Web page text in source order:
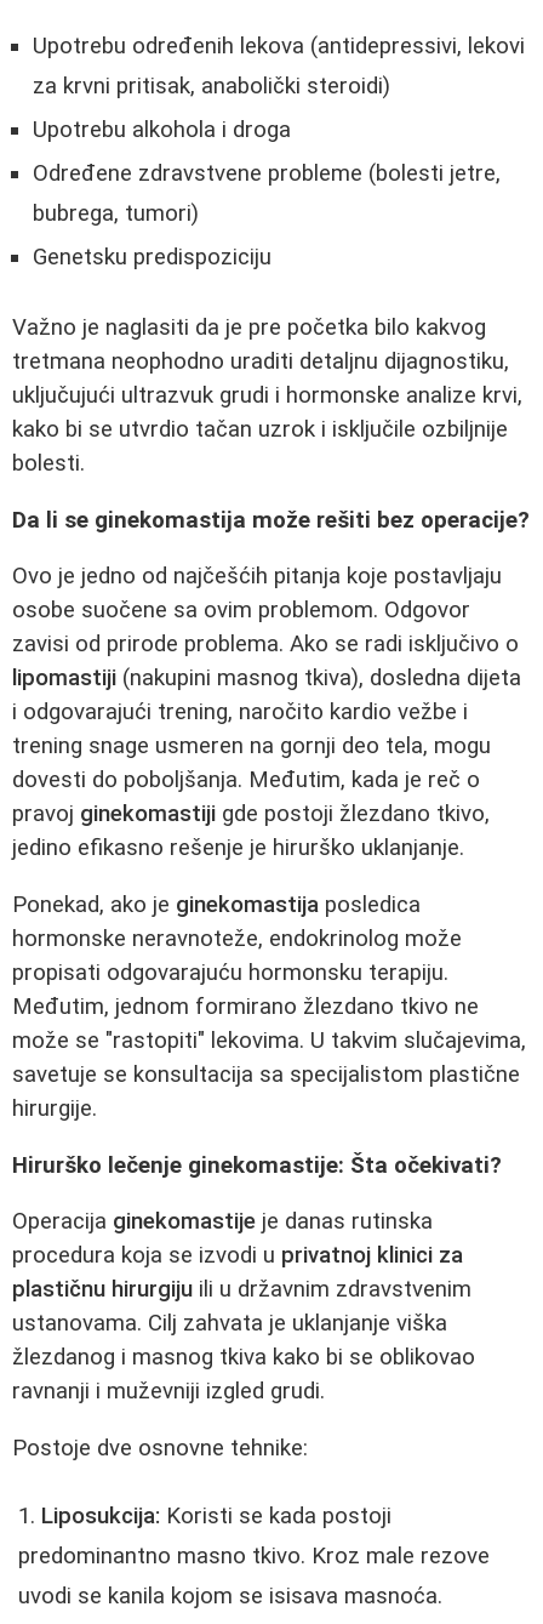
Upotrebu određenih lekova (antidepressivi, lekovi
za krvni pritisak, anabolički steroidi)
Upotrebu alkohola i droga
Određene zdravstvene probleme (bolesti jetre,
bubrega, tumori)
Genetsku predispoziciju
Važno je naglasiti da je pre početka bilo kakvog
tretmana neophodno uraditi detaljnu dijagnostiku,
uključujući ultrazvuk grudi i hormonske analize krvi,
kako bi se utvrdio tačan uzrok i isključile ozbiljnije
bolesti.
Da li se ginekomastija može rešiti bez operacije?
Ovo je jedno od najčešćih pitanja koje postavljaju
osobe suočene sa ovim problemom. Odgovor
zavisi od prirode problema. Ako se radi isključivo o
lipomastiji (nakupini masnog tkiva), dosledna dijeta
i odgovarajući trening, naročito kardio vežbe i
trening snage usmeren na gornji deo tela, mogu
dovesti do poboljšanja. Međutim, kada je reč o
pravoj ginekomastiji gde postoji žlezdano tkivo,
jedino efikasno rešenje je hirurško uklanjanje.
Ponekad, ako je ginekomastija posledica
hormonske neravnoteže, endokrinolog može
propisati odgovarajuću hormonsku terapiju.
Međutim, jednom formirano žlezdano tkivo ne
može se "rastopiti" lekovima. U takvim slučajevima,
savetuje se konsultacija sa specijalistom plastične
hirurgije.
Hirurško lečenje ginekomastije: Šta očekivati?
Operacija ginekomastije je danas rutinska
procedura koja se izvodi u privatnoj klinici za
plastičnu hirurgiju ili u državnim zdravstvenim
ustanovama. Cilj zahvata je uklanjanje viška
žlezdanog i masnog tkiva kako bi se oblikovao
ravnanji i muževniji izgled grudi.
Postoje dve osnovne tehnike:
Liposukcija: Koristi se kada postoji
predominantno masno tkivo. Kroz male rezove
uvodi se kanila kojom se isisava masnoća.